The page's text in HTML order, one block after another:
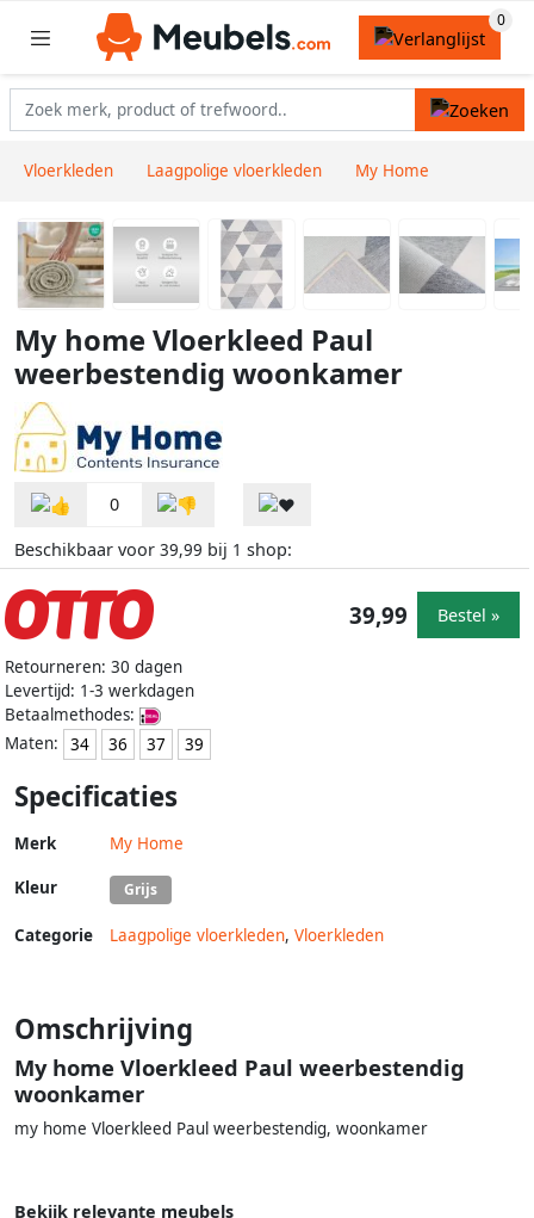
Vloerkleden Laagpolige vloerkleden My Home
My home Vloerkleed Paul
weerbestendig woonkamer
0
Beschikbaar voor 39,99 bij 1 shop:
Retourneren: 30 dagen
Levertijd: 1-3 werkdagen
Betaalmethodes:
Maten:
34 36 37 39
39,99 Bestel »
Specificaties
Merk My Home
Kleur Grijs
Categorie Laagpolige vloerkleden, Vloerkleden
Omschrijving
My home Vloerkleed Paul weerbestendig
woonkamer
my home Vloerkleed Paul weerbestendig, woonkamer
Bekijk relevante meubels